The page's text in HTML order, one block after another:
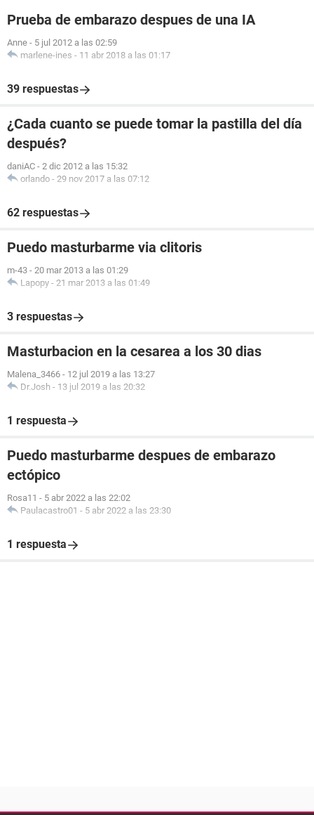
Prueba de embarazo despues de una IA
Anne - 5 jul 2012 a las 02:59
marlene-ines - 11 abr 2018 a las 01:17
39 respuestas
¿Cada cuanto se puede tomar la pastilla del día
después?
daniAC - 2 dic 2012 a las 15:32
orlando - 29 nov 2017 a las 07:12
62 respuestas
Puedo masturbarme via clitoris
m-43 - 20 mar 2013 a las 01:29
Lapopy - 21 mar 2013 a las 01:49
3 respuestas
Masturbacion en la cesarea a los 30 dias
Malena_3466 - 12 jul 2019 a las 13:27
Dr.Josh - 13 jul 2019 a las 20:32
1 respuesta
Puedo masturbarme despues de embarazo
ectópico
Rosa11 - 5 abr 2022 a las 22:02
Paulacastro01 - 5 abr 2022 a las 23:30
1 respuesta